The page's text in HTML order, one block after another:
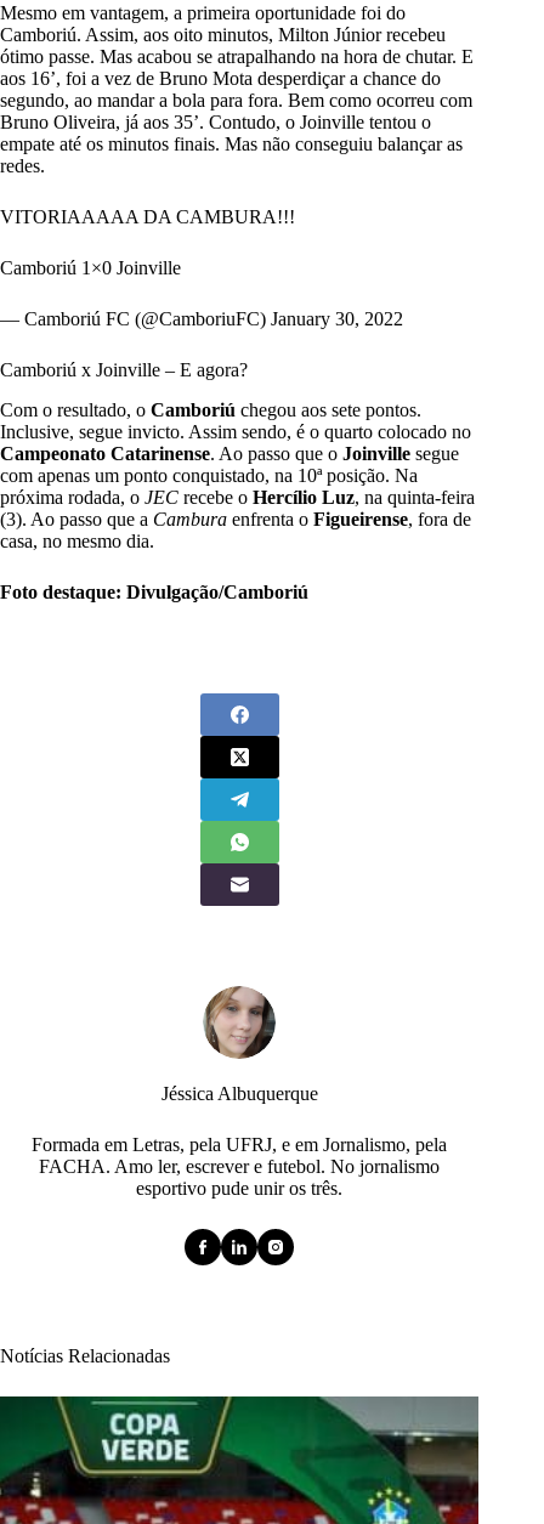
Mesmo em vantagem, a primeira oportunidade foi do
Camboriú. Assim, aos oito minutos, Milton Júnior recebeu
ótimo passe. Mas acabou se atrapalhando na hora de chutar. E
aos 16’, foi a vez de Bruno Mota desperdiçar a chance do
segundo, ao mandar a bola para fora. Bem como ocorreu com
Bruno Oliveira, já aos 35’. Contudo, o Joinville tentou o
empate até os minutos finais. Mas não conseguiu balançar as
redes.
VITORIAAAAA DA CAMBURA!!!
Camboriú 1×0 Joinville
— Camboriú FC (@CamboriuFC) January 30, 2022
Camboriú x Joinville – E agora?
Com o resultado, o Camboriú chegou aos sete pontos.
Inclusive, segue invicto. Assim sendo, é o quarto colocado no
Campeonato Catarinense. Ao passo que o Joinville segue
com apenas um ponto conquistado, na 10ª posição. Na
próxima rodada, o JEC recebe o Hercílio Luz, na quinta-feira
(3). Ao passo que a Cambura enfrenta o Figueirense, fora de
casa, no mesmo dia.
Foto destaque: Divulgação/Camboriú
Jéssica Albuquerque
Formada em Letras, pela UFRJ, e em Jornalismo, pela
FACHA. Amo ler, escrever e futebol. No jornalismo
esportivo pude unir os três.
Notícias Relacionadas